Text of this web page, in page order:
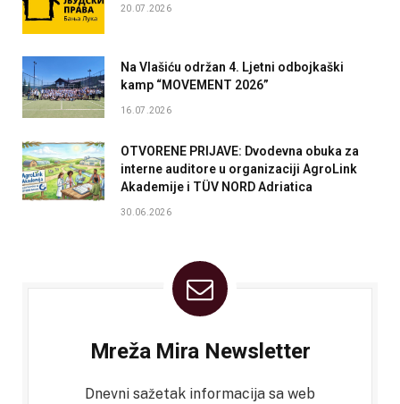
20.07.2026
Na Vlašiću održan 4. Ljetni odbojkaški
kamp “MOVEMENT 2026”
16.07.2026
OTVORENE PRIJAVE: Dvodevna obuka za
interne auditore u organizaciji AgroLink
Akademije i TÜV NORD Adriatica
30.06.2026
Mreža Mira Newsletter
Dnevni sažetak informacija sa web